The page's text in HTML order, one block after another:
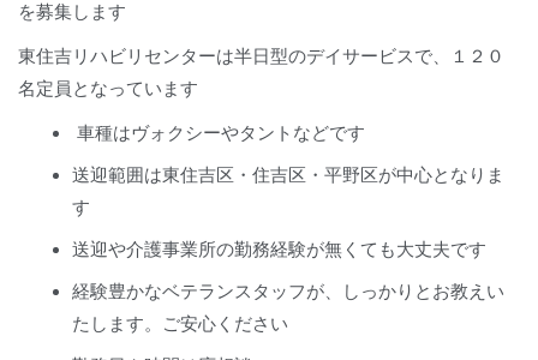
を募集します
東住吉リハビリセンターは半日型のデイサービスで、１２０
名定員となっています
車種はヴォクシーやタントなどです
送迎範囲は東住吉区・住吉区・平野区が中心となりま
す
送迎や介護事業所の勤務経験が無くても大丈夫です
経験豊かなベテランスタッフが、しっかりとお教えい
たします。ご安心ください